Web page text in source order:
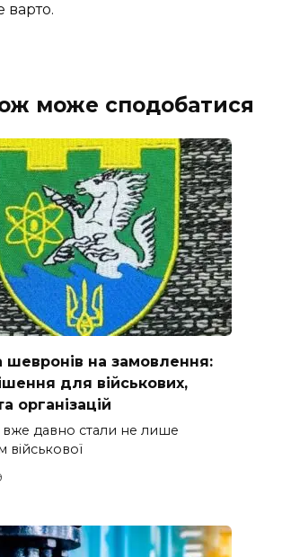
варто.
може сподобатися
на замовлення:
для військових,
організацій
давно стали не лише
військової